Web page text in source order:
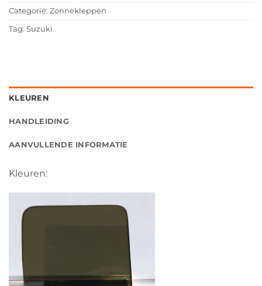
Categorie: Zonnekleppen
Tag: Suzuki
KLEUREN
HANDLEIDING
AANVULLENDE INFORMATIE
Kleuren: